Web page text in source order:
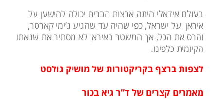
בעולם אידאלי היתה ארצות הברית יכולה להישען על
איראן ועל ישראל, כפי שהיה עד שהגיע ג’ימי קארטר,
והרס את הכל, אך המשטר באיראן לא מסתיר את שנאתו
הקיומית כלפינו.
לצפות ברצף בקריקטורות של מושיק גולסט
מאמרים קצרים של ד”ר גיא בכור